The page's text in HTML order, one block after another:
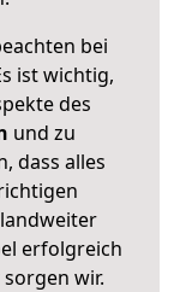
bei
ist wichtig,
des
und zu
dass alles
erfolgreich
wir.